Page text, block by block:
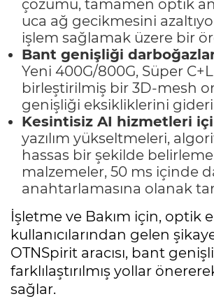
çözümü, tamamen optik
uca ağ gecikmesini
işlem sağlamak üzere bir
Bant genişliği
Yeni 400G/800G, Süper
birleştirilmiş bir 3D-mesh
genişliği eksikliklerini
Kesintisiz AI hizmetleri
yazılım yükseltmeleri,
hassas bir şekilde
malzemeler, 50 ms içinde
anahtarlamasına olanak
İşletme ve Bakım için, optik
kullanıcılarından gelen
OTNSpirit aracısı, bant
farklılaştırılmış yollar
sağlar.